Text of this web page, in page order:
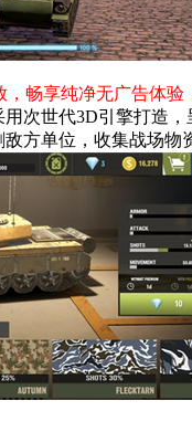
畅享纯净无广告体验
用次世代3D引擎打造
方单位，收集战场物